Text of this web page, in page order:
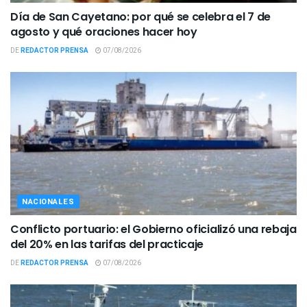
Día de San Cayetano: por qué se celebra el 7 de
agosto y qué oraciones hacer hoy
DEREDACTOR PRENSA 07/08/2026
NACIONALES
Conflicto portuario: el Gobierno oficializó una rebaja
del 20% en las tarifas del practicaje
DEREDACTOR PRENSA 07/08/2026